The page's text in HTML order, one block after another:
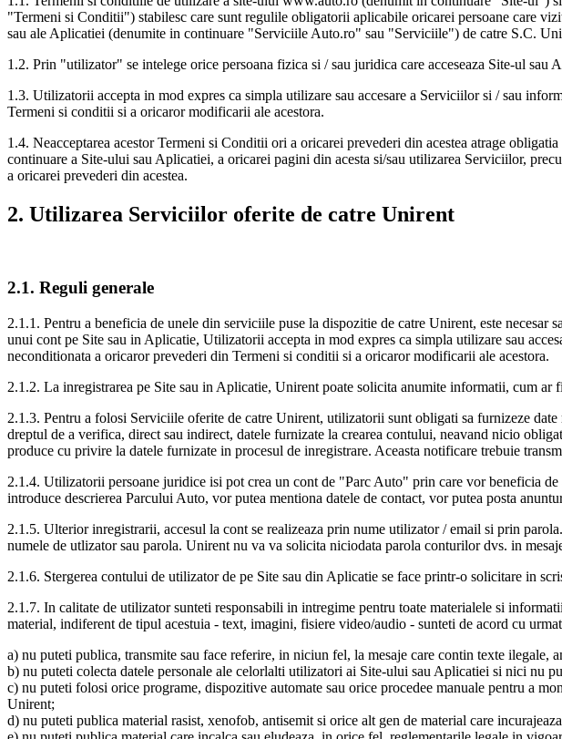
"Termeni si Conditii") stabilesc care sunt regulile obligatorii aplicabile oricarei persoane care
sau ale Aplicatiei (denumite in continuare "Serviciile Auto.ro" sau "Serviciile") de catre S.C.
1.2. Prin "utilizator" se intelege orice persoana fizica si / sau juridica care acceseaza Site-ul sau
1.3. Utilizatorii accepta in mod expres ca simpla utilizare sau accesare a Serviciilor si / sau
Termeni si conditii si a oricaror modificarii ale acestora.
1.4. Neacceptarea acestor Termeni si Conditii ori a oricarei prevederi din acestea atrage
continuare a Site-ului sau Aplicatiei, a oricarei pagini din acesta si/sau utilizarea Serviciilor,
a oricarei prevederi din acestea.
2. Utilizarea Serviciilor oferite de catre Unirent
2.1. Reguli generale
2.1.1. Pentru a beneficia de unele din serviciile puse la dispozitie de catre Unirent, este
unui cont pe Site sau in Aplicatie, Utilizatorii accepta in mod expres ca simpla utilizare sau
neconditionata a oricaror prevederi din Termeni si conditii si a oricaror modificarii ale acestora.
2.1.2. La inregistrarea pe Site sau in Aplicatie, Unirent poate solicita anumite informatii, cum ar
2.1.3. Pentru a folosi Serviciile oferite de catre Unirent, utilizatorii sunt obligati sa furnizeze
dreptul de a verifica, direct sau indirect, datele furnizate la crearea contului, neavand nicio
produce cu privire la datele furnizate in procesul de inregistrare. Aceasta notificare trebuie
2.1.4. Utilizatorii persoane juridice isi pot crea un cont de "Parc Auto" prin care vor beneficia
introduce descrierea Parcului Auto, vor putea mentiona datele de contact, vor putea posta
2.1.5. Ulterior inregistrarii, accesul la cont se realizeaza prin nume utilizator / email si prin
numele de utlizator sau parola. Unirent nu va va solicita niciodata parola conturilor dvs. in
2.1.6. Stergerea contului de utilizator de pe Site sau din Aplicatie se face printr-o solicitare in
2.1.7. In calitate de utilizator sunteti responsabili in intregime pentru toate materialele si
material, indiferent de tipul acestuia - text, imagini, fisiere video/audio - sunteti de acord cu
a) nu puteti publica, transmite sau face referire, in niciun fel, la mesaje care contin texte ilegale,
b) nu puteti colecta datele personale ale celorlalti utilizatori ai Site-ului sau Aplicatiei si nici nu
c) nu puteti folosi orice programe, dispozitive automate sau orice procedee manuale pentru a
Unirent;
d) nu puteti publica material rasist, xenofob, antisemit si orice alt gen de material care